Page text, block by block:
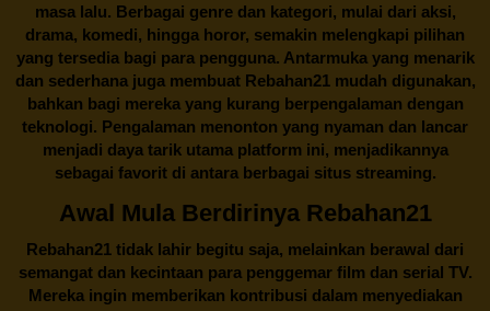
masa lalu. Berbagai genre dan kategori, mulai dari aksi,
drama, komedi, hingga horor, semakin melengkapi pilihan
yang tersedia bagi para pengguna. Antarmuka yang menarik
dan sederhana juga membuatRebahan21mudah digunakan,
bahkan bagi mereka yang kurang berpengalaman dengan
teknologi. Pengalaman menonton yang nyaman dan lancar
menjadi daya tarik utama platform ini, menjadikannya
sebagai favorit di antara berbagai situs streaming.
Awal Mula Berdirinya Rebahan21
Rebahan21 tidak lahir begitu saja, melainkan berawal dari
semangat dan kecintaan para penggemar film dan serial TV.
Mereka ingin memberikan kontribusi dalam menyediakan